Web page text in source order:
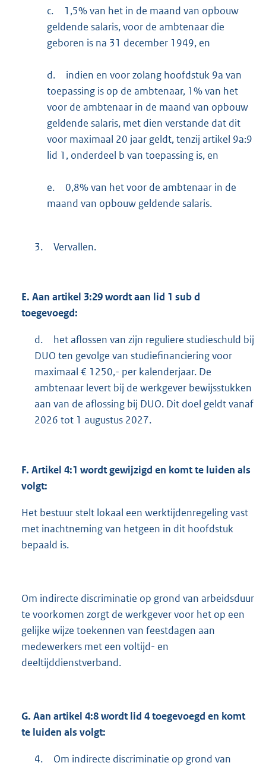
c.
1,5% van het in de maand van opbouw
geldende salaris, voor de ambtenaar die
geboren is na 31 december 1949, en
d.
indien en voor zolang hoofdstuk 9a van
toepassing is op de ambtenaar, 1% van het
voor de ambtenaar in de maand van opbouw
geldende salaris, met dien verstande dat dit
voor maximaal 20 jaar geldt, tenzij artikel 9a:9
lid 1, onderdeel b van toepassing is, en
e.
0,8% van het voor de ambtenaar in de
maand van opbouw geldende salaris.
3. Vervallen.
E. Aan artikel 3:29 wordt aan lid 1 sub d
toegevoegd:
d.
het aflossen van zijn reguliere studieschuld bij
DUO ten gevolge van studiefinanciering voor
maximaal € 1250,- per kalenderjaar. De
ambtenaar levert bij de werkgever bewijsstukken
aan van de aflossing bij DUO. Dit doel geldt vanaf
2026 tot 1 augustus 2027.
F. Artikel 4:1 wordt gewijzigd en komt te luiden als
volgt:
Het bestuur stelt lokaal een werktijdenregeling vast
met inachtneming van hetgeen in dit hoofdstuk
bepaald is.
Om indirecte discriminatie op grond van arbeidsduur
te voorkomen zorgt de werkgever voor het op een
gelijke wijze toekennen van feestdagen aan
medewerkers met een voltijd- en
deeltijddienstverband.
G. Aan artikel 4:8 wordt lid 4 toegevoegd en komt
te luiden als volgt:
4.
Om indirecte discriminatie op grond van